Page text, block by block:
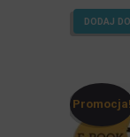
DODAJ
Promocja!